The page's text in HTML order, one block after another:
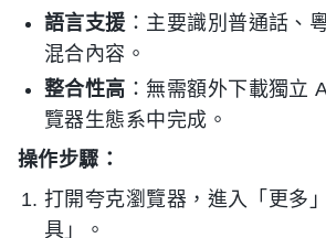
語言支援 ：主要識別普通話、
混合內容。
整合性高 ：無需額外下載獨立
覽器生態系中完成。
操作步驟：
打開夸克瀏覽器，進入「更多
具」。